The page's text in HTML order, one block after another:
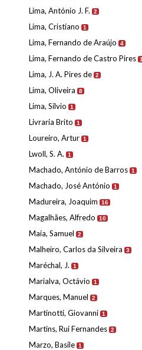
Lima, António J. F. 2
Lima, Cristiano 1
Lima, Fernando de Araújo 4
Lima, Fernando de Castro Pires 1
Lima, J. A. Pires de 2
Lima, Oliveira 8
Lima, Sílvio 1
Livraria Brito 1
Loureiro, Artur 1
Lwoll, S. A. 1
Machado, António de Barros 1
Machado, José António 1
Madureira, Joaquim 16
Magalhães, Alfredo 10
Maia, Samuel 2
Malheiro, Carlos da Silveira 3
Maréchal, J. 1
Marialva, Octávio 1
Marques, Manuel 2
Martinotti, Giovanni 1
Martins, Rui Fernandes 2
Marzo, Basile 1